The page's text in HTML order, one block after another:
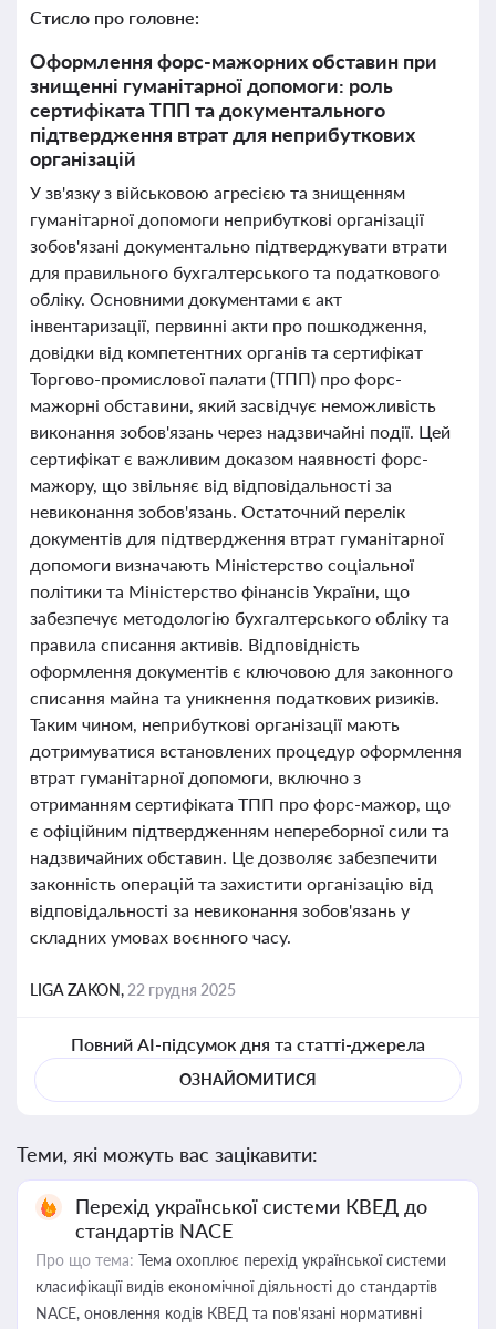
Стисло про головне:
Оформлення форс-мажорних обставин при
знищенні гуманітарної допомоги: роль
сертифіката ТПП та документального
підтвердження втрат для неприбуткових
організацій
У зв'язку з військовою агресією та знищенням
гуманітарної допомоги неприбуткові організації
зобов'язані документально підтверджувати втрати
для правильного бухгалтерського та податкового
обліку. Основними документами є акт
інвентаризації, первинні акти про пошкодження,
довідки від компетентних органів та сертифікат
Торгово-промислової палати (ТПП) про форс-
мажорні обставини, який засвідчує неможливість
виконання зобов'язань через надзвичайні події. Цей
сертифікат є важливим доказом наявності форс-
мажору, що звільняє від відповідальності за
невиконання зобов'язань. Остаточний перелік
документів для підтвердження втрат гуманітарної
допомоги визначають Міністерство соціальної
політики та Міністерство фінансів України, що
забезпечує методологію бухгалтерського обліку та
правила списання активів. Відповідність
оформлення документів є ключовою для законного
списання майна та уникнення податкових ризиків.
Таким чином, неприбуткові організації мають
дотримуватися встановлених процедур оформлення
втрат гуманітарної допомоги, включно з
отриманням сертифіката ТПП про форс-мажор, що
є офіційним підтвердженням непереборної сили та
надзвичайних обставин. Це дозволяє забезпечити
законність операцій та захистити організацію від
відповідальності за невиконання зобов'язань у
складних умовах воєнного часу.
LIGA ZAKON, 22 грудня 2025
Повний AI-підсумок дня та статті-джерела
ОЗНАЙОМИТИСЯ
Теми, які можуть вас зацікавити:
Перехід української системи КВЕД до
стандартів NACE
Про що тема: Тема охоплює перехід української системи
класифікації видів економічної діяльності до стандартів
NACE, оновлення кодів КВЕД та пов'язані нормативні